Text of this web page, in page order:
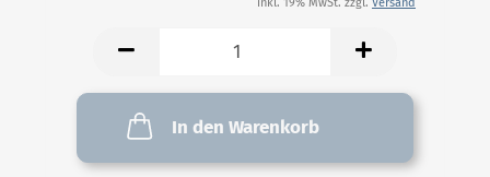
In den Warenkorb